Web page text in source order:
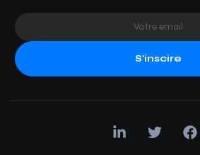
S'inscire